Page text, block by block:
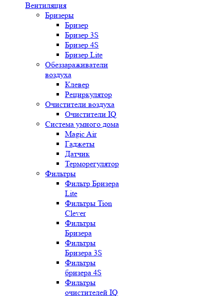
Вентиляция
Бризеры
Бризер
Бризер 3S
Бризер 4S
Бризер Lite
Обеззараживатели
воздуха
Клевер
Рециркулятор
Очистители воздуха
Очистители IQ
Система умного дома
Magic Air
Гаджеты
Датчик
Терморегулятор
Фильтры
Фильтр Бризера
Lite
Фильтры Tion
Clever
Фильтры
Бризера
Фильтры
Бризера 3S
Фильтры
бризера 4S
Фильтры
очистителей IQ